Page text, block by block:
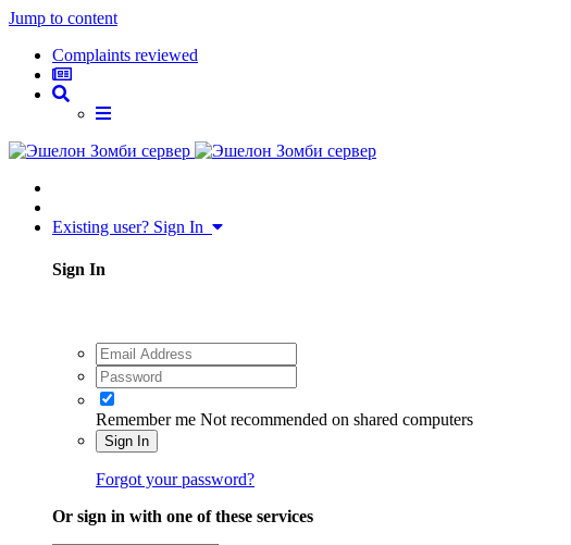
Jump to content
Complaints reviewed
Existing user? Sign In
Sign In
Remember me Not recommended on shared computers
Sign In
Forgot your password?
Or sign in with one of these services